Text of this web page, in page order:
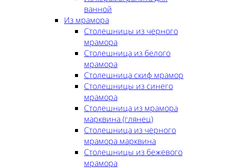
ванной
Из мрамора
Столешницы из черного
мрамора
Столешница из белого
мрамора
Столешница скиф мрамор
Столешницы из синего
мрамора
Столешница из мрамора
марквина (глянец)
Столешница из черного
мрамора марквина
Столешницы из бежевого
мрамора